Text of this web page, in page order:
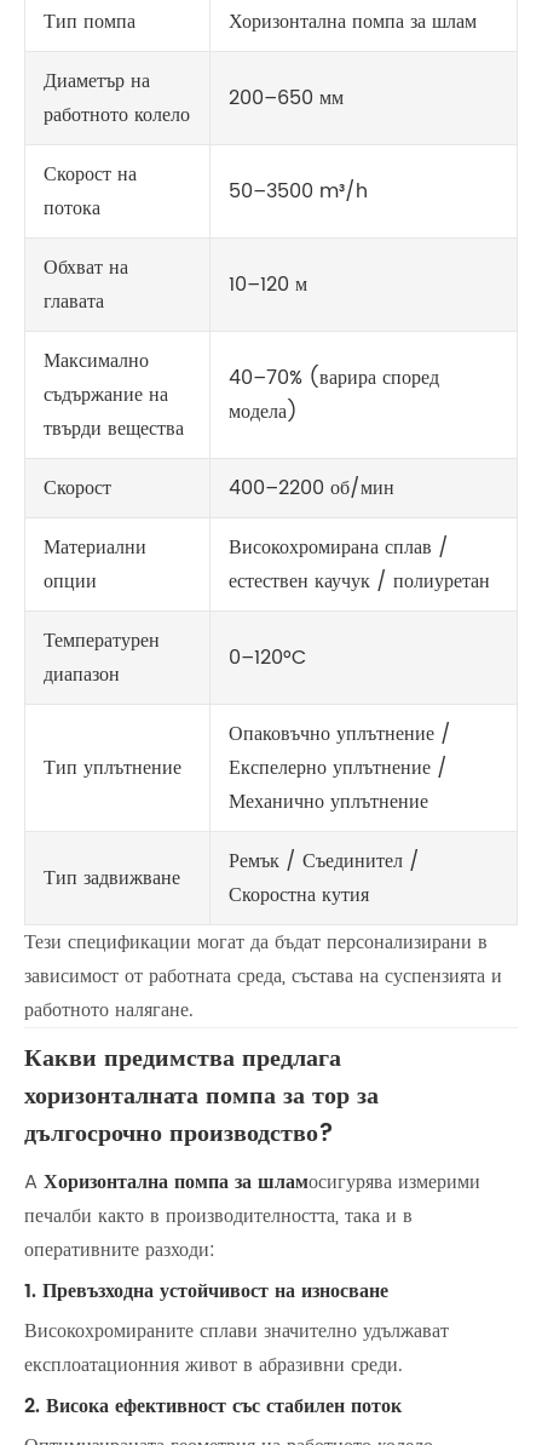
Тип помпа
Хоризонтална помпа за шлам
Диаметър на
работното колело
200–650 мм
Скорост на
потока
50–3500 m³/h
Обхват на
главата
10–120 м
Максимално
съдържание на
твърди вещества
40–70% (варира според
модела)
Скорост
400–2200 об/мин
Материални
опции
Високохромирана сплав /
естествен каучук / полиуретан
Температурен
диапазон
0–120°C
Тип уплътнение
Опаковъчно уплътнение /
Експелерно уплътнение /
Механично уплътнение
Тип задвижване
Ремък / Съединител /
Скоростна кутия
Тези спецификации могат да бъдат персонализирани в
зависимост от работната среда, състава на суспензията и
работното налягане.
Какви предимства предлага
хоризонталната помпа за тор за
дългосрочно производство?
AХоризонтална помпа за шламосигурява измерими
печалби както в производителността, така и в
оперативните разходи:
1. Превъзходна устойчивост на износване
Високохромираните сплави значително удължават
експлоатационния живот в абразивни среди.
2. Висока ефективност със стабилен поток